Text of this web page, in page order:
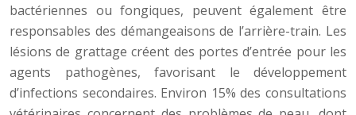
bactériennes ou fongiques, peuvent également être
responsables des démangeaisons de l’arrière-train. Les
lésions de grattage créent des portes d’entrée pour les
agents pathogènes, favorisant le développement
d’infections secondaires. Environ 15% des consultations